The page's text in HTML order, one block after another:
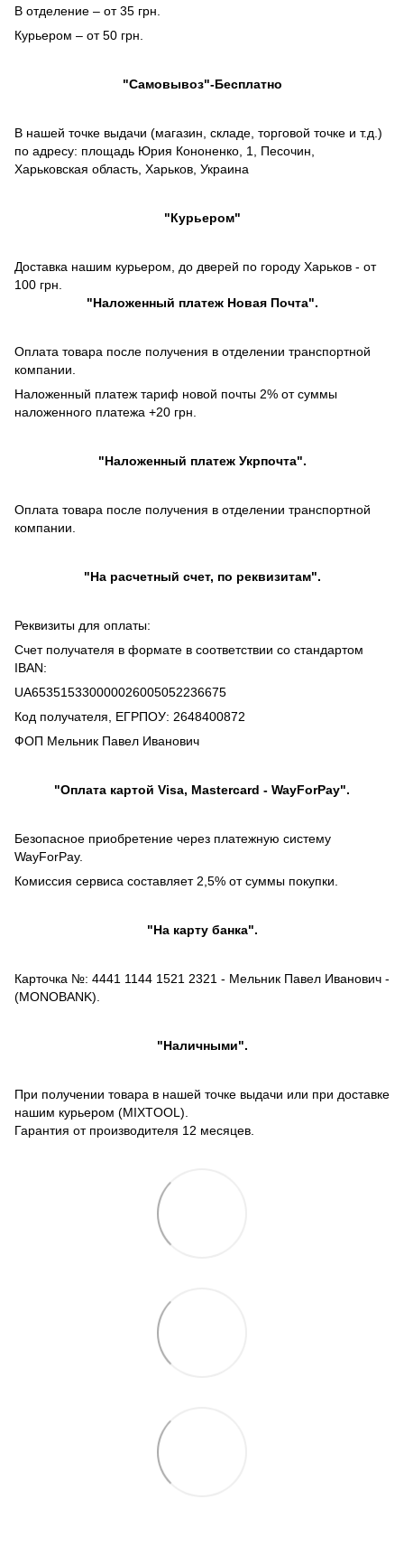
В отделение – от 35 грн.
Курьером – от 50 грн.
"Самовывоз"-Бесплатно
В нашей точке выдачи (магазин, складе, торговой точке и т.д.)
по адресу: площадь Юрия Кононенко, 1, Песочин,
Харьковская область, Харьков, Украина
"Курьером"
Доставка нашим курьером, до дверей по городу Харьков - от
100 грн.
"Наложенный платежНовая Почта".
Оплата товара после получения в отделении транспортной
компании.
Наложенный платеж тариф новой почты 2% от суммы
наложенного платежа +20 грн.
"Наложенный платежУкрпочта".
Оплата товара после получения в отделении транспортной
компании.
"На расчетный счет, по реквизитам".
Реквизиты для оплаты:
Счет получателя в формате в соответствии со стандартом
IBAN:
UA653515330000026005052236675
Код получателя, ЕГРПОУ: 2648400872
ФОП Мельник Павел Иванович
"Оплата картой Visa, Mastercard - WayForPay".
Безопасное приобретение через платежную систему
WayForPay.
Комиссия сервиса составляет 2,5% от суммы покупки.
"На карту банка".
Карточка №: 4441 1144 1521 2321 - Мельник Павел Иванович -
(MONOBANK).
"Наличными".
При получении товара в нашей точке выдачи или при доставке
нашим курьером (MIXTOOL).
Гарантия от производителя 12 месяцев.